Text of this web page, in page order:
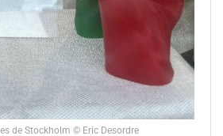
de Stockholm © Eric Desordre